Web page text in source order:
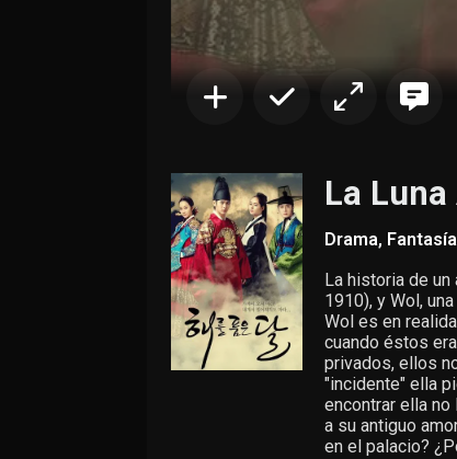
La
Drama, Fantasía
La historia de
1910), y Wol,
Wol es en
cuando éstos
privados, ellos
"incidente" ella
encontrar ella
a su antiguo
en el palacio?